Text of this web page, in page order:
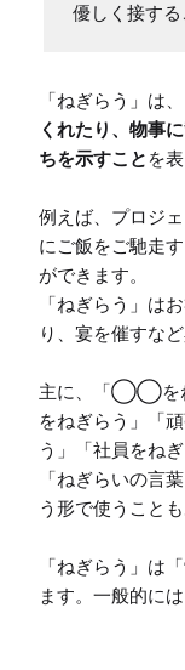
優しく接する
「ねぎらう」は、
くれたり、物事
ちを示すこと を
例えば、プロジ
にご飯をご馳走
ができます。
「ねぎらう」は
り、宴を催すな
主に、「◯◯をね
をねぎらう」「
う」「社員をね
「ねぎらいの言
う形で使うことも
「ねぎらう」は
ます。一般的に